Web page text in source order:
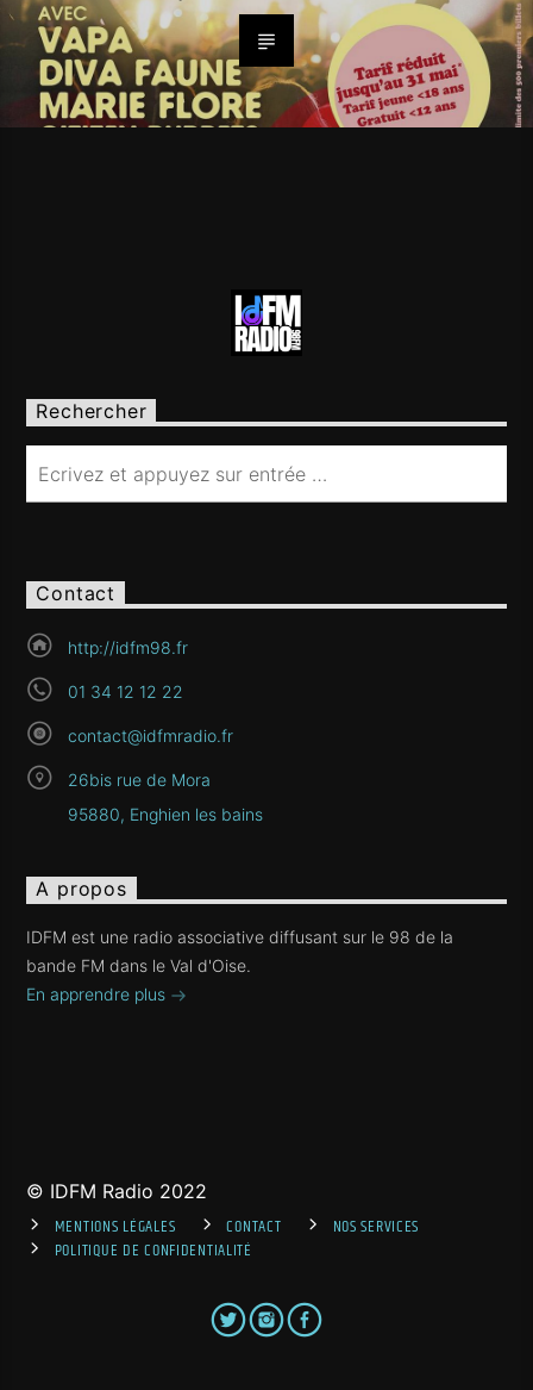
Rechercher
Contact
http://idfm98.fr
01 34 12 12 22
contact@idfmradio.fr
26bis rue de Mora
95880, Enghien les bains
A propos
IDFM est une radio associative diffusant sur le 98 de la
bande FM dans le Val d'Oise.
En apprendre plus
© IDFM Radio 2022
MENTIONS LÉGALES CONTACT
NOS SERVICES
POLITIQUE DE CONFIDENTIALITÉ